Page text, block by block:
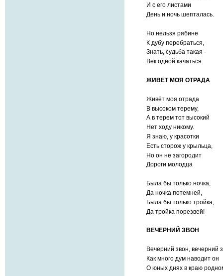
И с его листами
День и ночь шепталась.
Но нельзя рябине
К дубу перебраться,
Знать, судьба такая -
Век одной качаться.
ЖИВЁТ МОЯ ОТРАДА
Живёт моя отрада
В высоком терему,
А в терем тот высокий
Нет ходу никому.
Я знаю, у красотки
Есть сторож у крыльца,
Но он не загородит
Дороги молодца
Была бы только ночка,
Да ночка потемней,
Была бы только тройка,
Да тройка порезвей!
ВЕЧЕРНИЙ ЗВОН
Вечерний звон, вечерний
Как много дум наводит он
О юных днях в краю